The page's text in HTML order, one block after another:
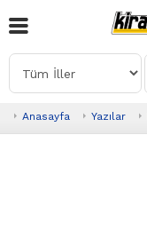
Anasayfa Yazılar